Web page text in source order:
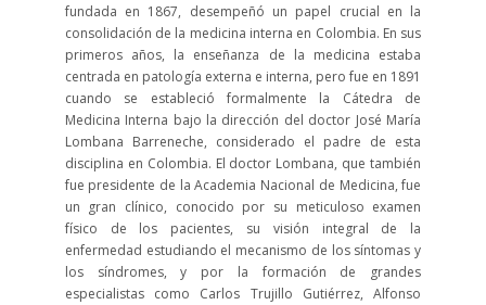
fundada en 1867, desempeñó un papel crucial en la
consolidación de la medicina interna en Colombia. En sus
primeros años, la enseñanza de la medicina estaba
centrada en patología externa e interna, pero fue en 1891
cuando se estableció formalmente la Cátedra de
Medicina Interna bajo la dirección del doctor José María
Lombana Barreneche, considerado el padre de esta
disciplina en Colombia. El doctor Lombana, que también
fue presidente de la Academia Nacional de Medicina, fue
un gran clínico, conocido por su meticuloso examen
físico de los pacientes, su visión integral de la
enfermedad estudiando el mecanismo de los síntomas y
los síndromes, y por la formación de grandes
especialistas como Carlos Trujillo Gutiérrez, Alfonso